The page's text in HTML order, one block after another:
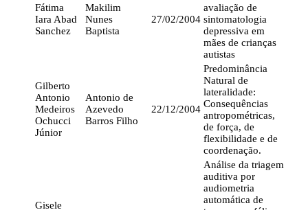
Fátima
Iara Abad
Sanchez
Makilim
Nunes
Baptista
27/02/2004
avaliação de
sintomatologia
depressiva em
mães de crianças
autistas
Gilberto
Antonio
Medeiros
Ochucci
Júnior
Antonio de
Azevedo
Barros Filho
22/12/2004
Predominância
Natural de
lateralidade:
Consequências
antropométricas,
de força, de
flexibilidade e de
coordenação.
Gisele
Análise da triagem
auditiva por
audiometria
automática de